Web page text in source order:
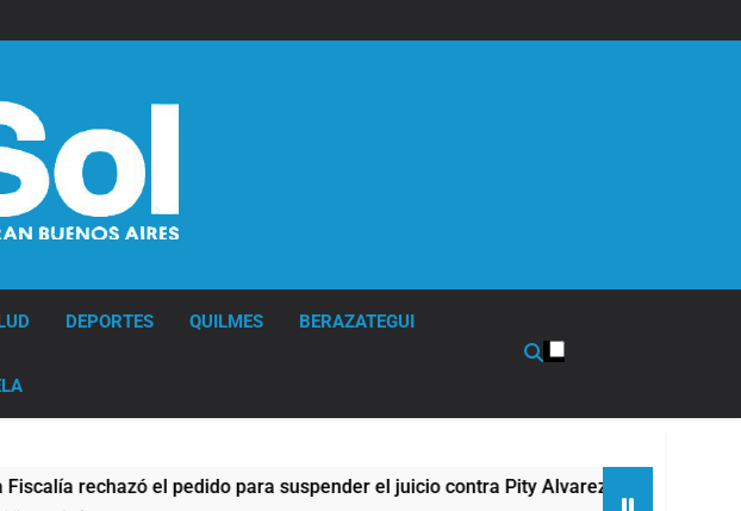
DEPORTES QUILMES BERAZATEGUI
rechazó el pedido para suspender el juicio contra Pity Alvarez